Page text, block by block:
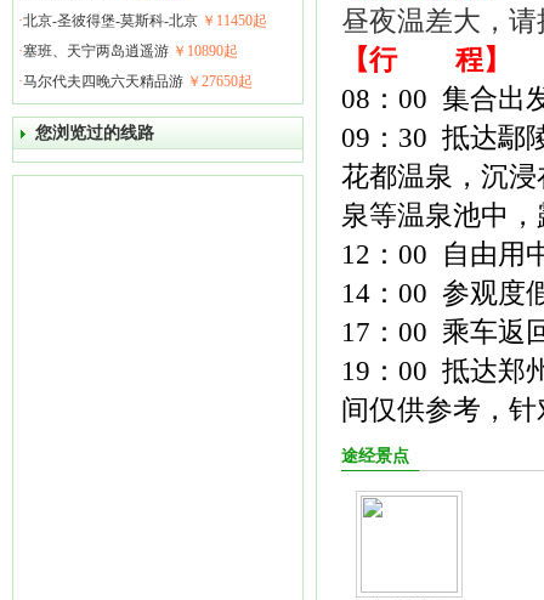
·北京-圣彼得堡-莫斯科-北京 ￥11450起
·塞班、天宁两岛逍遥游 ￥10890起
·马尔代夫四晚六天精品游 ￥27650起
您浏览过的线路
昼夜温差大，
【行 程】
08：00 集合出
09：30 抵达鄢
花都温泉，沉
泉等温泉池中
12：00 自由用
14：00 参观度
17：00 乘车返
19：00 抵达郑
间仅供参考，
途经景点